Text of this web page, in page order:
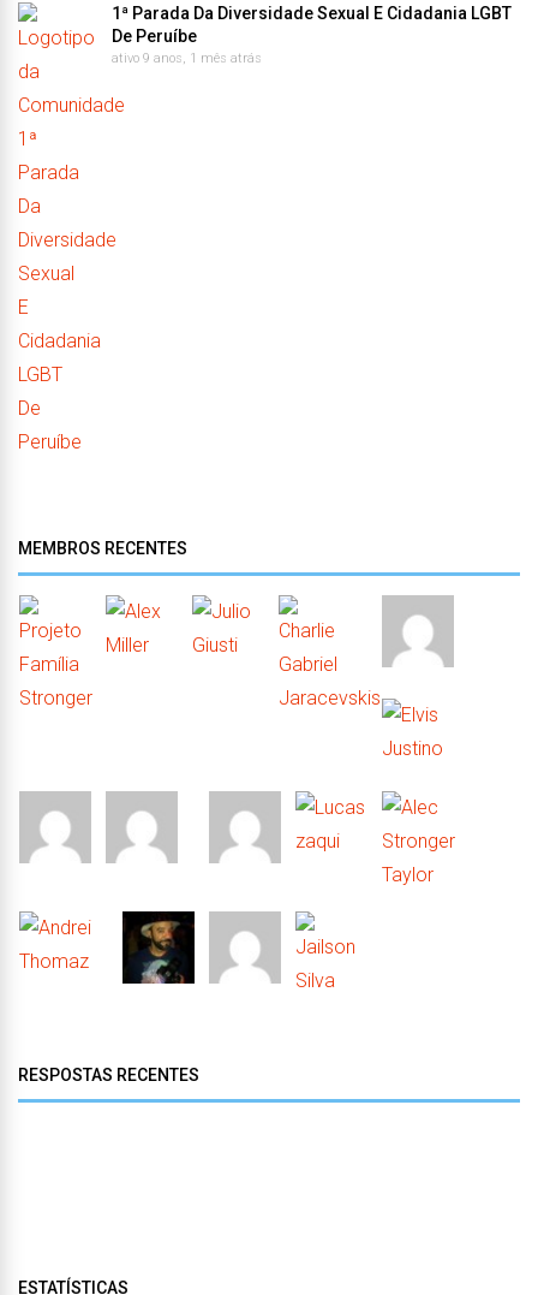
1ª Parada Da Diversidade Sexual E Cidadania LGBT
De Peruíbe
ativo 9 anos, 1 mês atrás
MEMBROS RECENTES
RESPOSTAS RECENTES
ESTATÍSTICAS